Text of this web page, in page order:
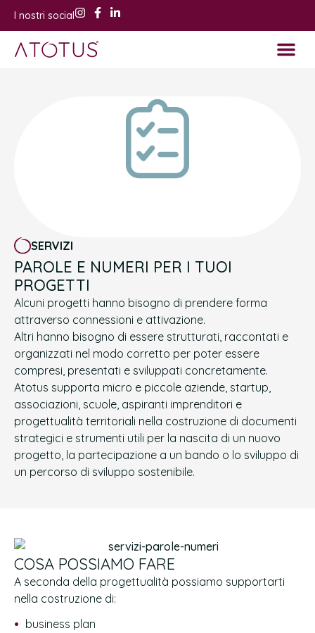
I nostri social
SERVIZI
PAROLE E NUMERI PER I TUOI
PROGETTI
Alcuni progetti hanno bisogno di prendere forma
attraverso connessioni e attivazione.
Altri hanno bisogno di essere strutturati, raccontati e
organizzati nel modo corretto per poter essere
compresi, presentati e sviluppati concretamente.
Atotus supporta micro e piccole aziende, startup,
associazioni, scuole, aspiranti imprenditori e
progettualità territoriali nella costruzione di documenti
strategici e strumenti utili per la nascita di un nuovo
progetto, la partecipazione a un bando o lo sviluppo di
un percorso di sviluppo sostenibile.
COSA POSSIAMO FARE
A seconda della progettualità possiamo supportarti
nella costruzione di:
business plan